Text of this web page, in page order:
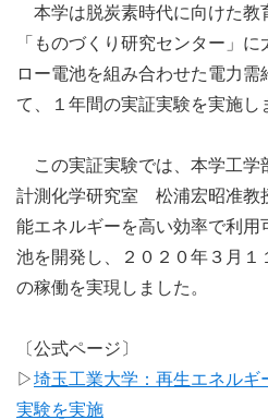
本学は脱炭素時代に向けた教
「ものづくり研究センター」
ロー電池を組み合わせた電力
て、１年間の実証実験を実施し
この実証実験では、本学工
計測化学研究室 松浦宏昭准教
能エネルギーを高い効率で利用
池を開発し、２０２０年３月１
の稼働を実現しました。
〔公式ページ〕
▷埼玉工業大学：再生エネルギ
実験を実施